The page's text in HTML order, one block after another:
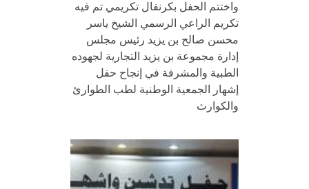
واختتم الحفل بكرنفال تكريمي تم فيه
تكريم الراعي الرسمي الشيخ ياسر
محسن صالح بن يزيد رئيس مجلس
إدارة مجموعة بن يزيد التجارية لجهوده
الطبية والمشرفة في إنجاح حفل
إشهار الجمعية الوطنية لطب الطوارئ
والكوارث